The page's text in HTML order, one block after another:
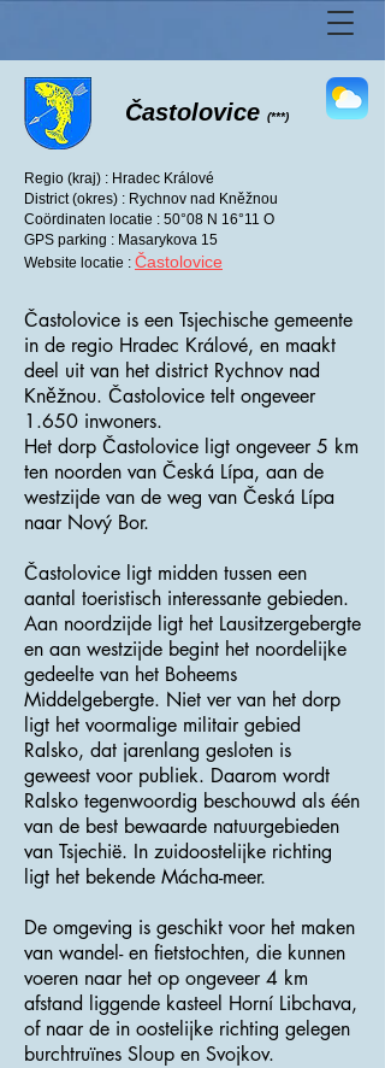
Častolovice (***)
Regio (kraj) : Hradec Králové
District (okres) : Rychnov nad Kněžnou
Coördinaten locatie : 50°08 N 16°11 O
GPS parking : Masarykova 15
Website locatie : Častolovice
Častolovice is een Tsjechische gemeente
in de regio Hradec Králové, en maakt
deel uit van het district Rychnov nad
Kněžnou. Častolovice telt ongeveer
1.650 inwoners.
Het dorp Častolovice ligt ongeveer 5 km
ten noorden van Česká Lípa, aan de
westzijde van de weg van Česká Lípa
naar Nový Bor.
Častolovice ligt midden tussen een
aantal toeristisch interessante gebieden.
Aan noordzijde ligt het Lausitzergebergte
en aan westzijde begint het noordelijke
gedeelte van het Boheems
Middelgebergte. Niet ver van het dorp
ligt het voormalige militair gebied
Ralsko, dat jarenlang gesloten is
geweest voor publiek. Daarom wordt
Ralsko tegenwoordig beschouwd als één
van de best bewaarde natuurgebieden
van Tsjechië. In zuidoostelijke richting
ligt het bekende Mácha-meer.
De omgeving is geschikt voor het maken
van wandel- en fietstochten, die kunnen
voeren naar het op ongeveer 4 km
afstand liggende kasteel Horní Libchava,
of naar de in oostelijke richting gelegen
burchtruïnes Sloup en Svojkov.